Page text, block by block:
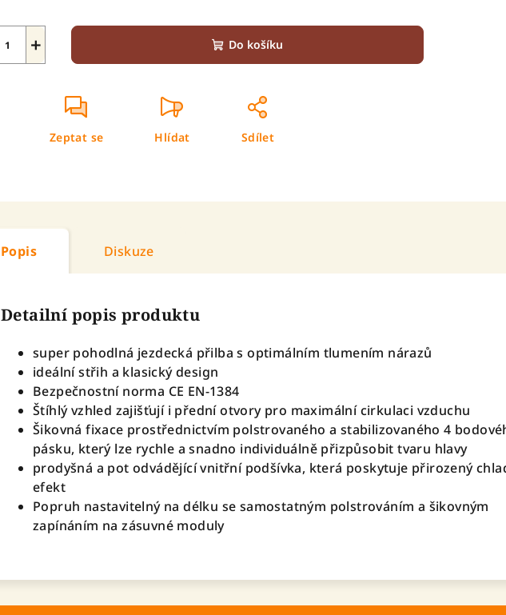
+ Do košíku
Zeptat se Hlídat Sdílet
Popis Diskuze
Detailní popis produktu
super pohodlná jezdecká přilba s optimálním tlumením nárazů
ideální střih a klasický design
Bezpečnostní norma CE EN-1384
Štíhlý vzhled zajišťují i přední otvory pro maximální cirkulaci vzduchu
Šikovná fixace prostřednictvím polstrovaného a stabilizovaného 4
pásku, který lze rychle a snadno individuálně přizpůsobit tvaru hlavy
prodyšná a pot odvádějící vnitřní podšívka, která poskytuje přirozený
efekt
Popruh nastavitelný na délku se samostatným polstrováním a šikovným
zapínáním na zásuvné moduly